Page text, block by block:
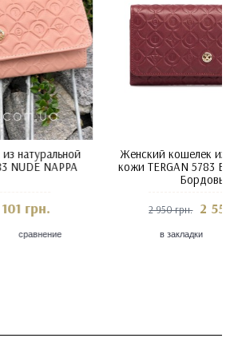
Женский кошелек из натуральной
кожи TERGAN 5783 LACIVERT
1 876 грн.
сравнение